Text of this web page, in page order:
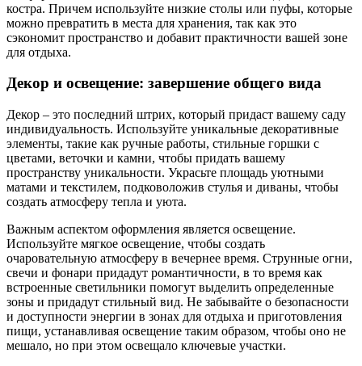
костра. Причем используйте низкие столы или пуфы, которые
можно превратить в места для хранения, так как это
сэкономит пространство и добавит практичности вашей зоне
для отдыха.
Декор и освещение: завершение общего вида
Декор – это последний штрих, который придаст вашему саду
индивидуальность. Используйте уникальные декоративные
элементы, такие как ручные работы, стильные горшки с
цветами, веточки и камни, чтобы придать вашему
пространству уникальности. Украсьте площадь уютными
матами и текстилем, подковоложив стулья и диваны, чтобы
создать атмосферу тепла и уюта.
Важным аспектом оформления является освещение.
Используйте мягкое освещение, чтобы создать
очаровательную атмосферу в вечернее время. Струнные огни,
свечи и фонари придадут романтичности, в то время как
встроенные светильники помогут выделить определенные
зоны и придадут стильный вид. Не забывайте о безопасности
и доступности энергии в зонах для отдыха и приготовления
пищи, устанавливая освещение таким образом, чтобы оно не
мешало, но при этом освещало ключевые участки.